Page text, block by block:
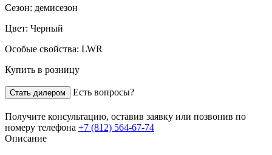
Сезон: демисезон
Цвет: Черный
Особые свойства: LWR
Купить в розницу
Стать дилером Есть вопросы?
Получите консультацию, оставив заявку или позвонив по
номеру телефона +7 (812) 564-67-74
Описание